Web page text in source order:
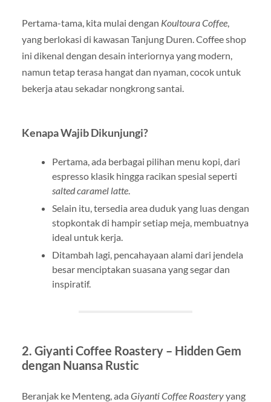
Pertama-tama, kita mulai dengan Koultoura Coffee,
yang berlokasi di kawasan Tanjung Duren. Coffee shop
ini dikenal dengan desain interiornya yang modern,
namun tetap terasa hangat dan nyaman, cocok untuk
bekerja atau sekadar nongkrong santai.
Kenapa Wajib Dikunjungi?
Pertama, ada berbagai pilihan menu kopi, dari
espresso klasik hingga racikan spesial seperti
salted caramel latte.
Selain itu, tersedia area duduk yang luas dengan
stopkontak di hampir setiap meja, membuatnya
ideal untuk kerja.
Ditambah lagi, pencahayaan alami dari jendela
besar menciptakan suasana yang segar dan
inspiratif.
2. Giyanti Coffee Roastery – Hidden Gem
dengan Nuansa Rustic
Beranjak ke Menteng, ada Giyanti Coffee Roasteryyang